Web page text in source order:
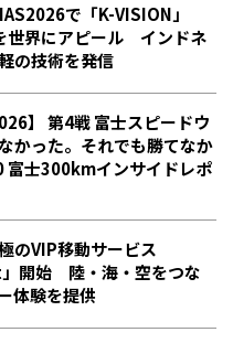
で「K-VISION」
世界にアピール インドネ
の技術を発信
】 第4戦 富士スピードウ
かった。それでも勝てなか
富士300kmインサイドレポ
のVIP移動サービス
」開始 陸・海・空をつな
体験を提供